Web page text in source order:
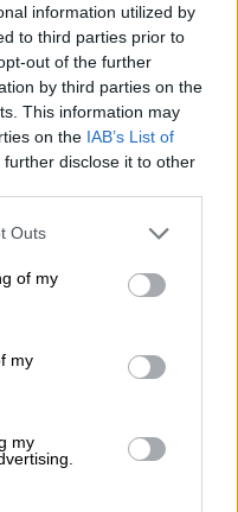
information utilized by
to third parties prior to
out of the further
by third parties on the
This information may
on the IAB’s List of
further disclose it to other
one or more Google
You may click to
its third-party tags to
in below Google
Outs
of my
my
my
αριθμοί για